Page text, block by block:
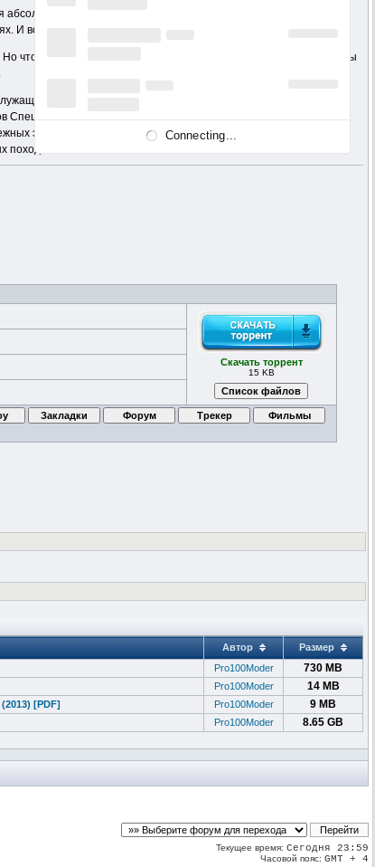
рекордом! Сотни тысяч пользователей этой
вот – новый учебник у вас в руках.
что, если вы оказались вдали от магазинов и аптек? Что, если вы
сил специального назначения по лечению и питанию.
но и для туристов и путешественников, охотников и
элитных подразделений, а также специалистов-практиков –
походов…
Скачать торрент
15 KB
Автор
Размер
Pro100Moder 730 MB
Pro100Moder 14 MB
[PDF] Pro100Moder 9 MB
Pro100Moder 8.65 GB
Текущее время: Сегодня 23:59
Часовой пояс: GMT + 4
Connecting...